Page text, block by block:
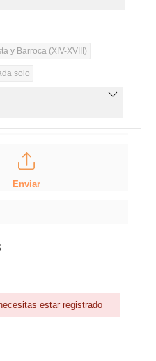
y Barroca (XIV-XVIII)
solo
Enviar
estar registrado